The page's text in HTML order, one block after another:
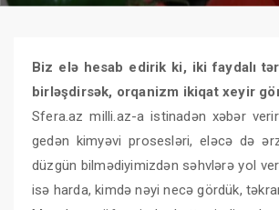
Biz elə hesab edirik ki, iki faydalı
birləşdirsək, orqanizm ikiqat xeyir
Sfera.az milli.az-a istinadən xəbər
gedən kimyəvi prosesləri, eləcə də
düzgün bilmədiyimizdən səhvlərə yol
isə harda, kimdə nəyi necə gördük,